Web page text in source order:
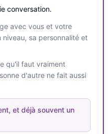
conversation.
avec vous et votre
sa personnalité et
qu'il faut vraiment
d'autre ne fait aussi
et déjà souvent un